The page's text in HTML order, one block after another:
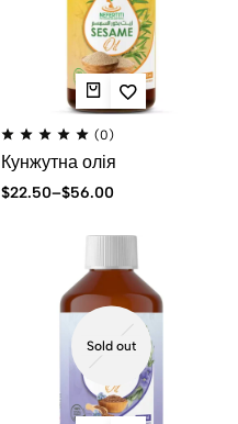
(0)
Кунжутна олія
$22.50–$56.00
Sold out